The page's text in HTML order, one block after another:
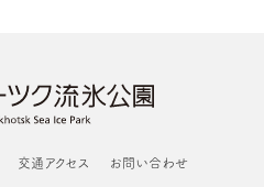
交通アクセス お問い合わせ